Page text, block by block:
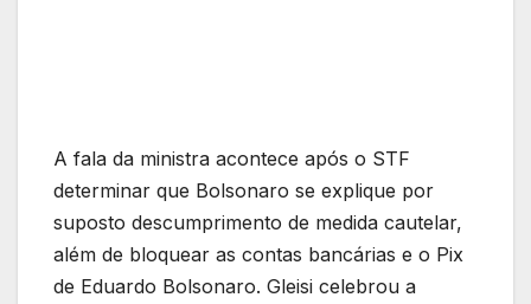
A fala da ministra acontece após o STF
determinar que Bolsonaro se explique por
suposto descumprimento de medida cautelar,
além de bloquear as contas bancárias e o Pix
de Eduardo Bolsonaro. Gleisi celebrou a